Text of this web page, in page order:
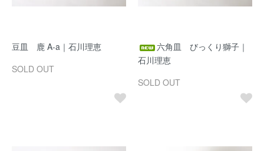
豆皿 鹿 A-a｜石川理恵
SOLD OUT
六角皿 びっくり獅子｜
石川理恵
SOLD OUT